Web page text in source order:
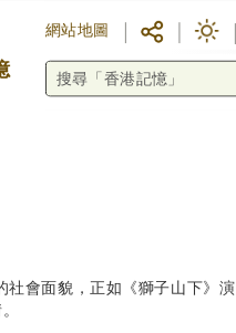
網站地圖
會面貌，正如《獅子山下》演